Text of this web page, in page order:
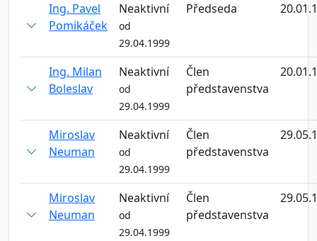
Ing. Pavel
Pomikáček
Neaktivní
od
29.04.1999
Předseda
Ing. Milan
Boleslav
Neaktivní
od
29.04.1999
Člen
představenstva
Miroslav
Neuman
Neaktivní
od
29.04.1999
Člen
představenstva
Miroslav
Neuman
Neaktivní
od
29.04.1999
Člen
představenstva